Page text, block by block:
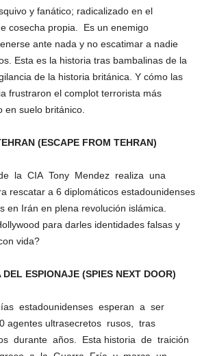
y fanático; radicalizado en el
cosecha propia. Es un enemigo
ante nada y no escatimar a nadie
Esta es la historia tras bambalinas de la
de la historia británica. Y cómo las
frustraron el complot terrorista más
en suelo británico.
(ESCAPE FROM TEHRAN)
la CIA Tony Mendez realiza una
rescatar a 6 diplomáticos estadounidenses
en Irán en plena revolución islámica.
para darles identidades falsas y
vida?
DEL ESPIONAJE (SPIES NEXT DOOR)
estadounidenses esperan a ser
agentes ultrasecretos rusos, tras
durante años. Esta historia de traición